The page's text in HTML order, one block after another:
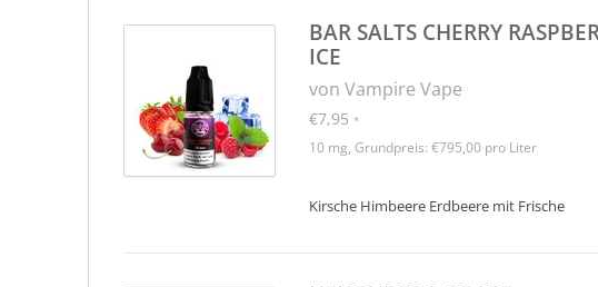
BAR SALTS CHERRY
ICE
von Vampire Vape
€7,95 *
10 mg, Grundpreis: €795,00 pro Liter
Kirsche Himbeere Erdbeere mit Frische